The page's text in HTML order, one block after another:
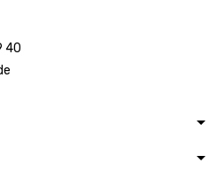
40